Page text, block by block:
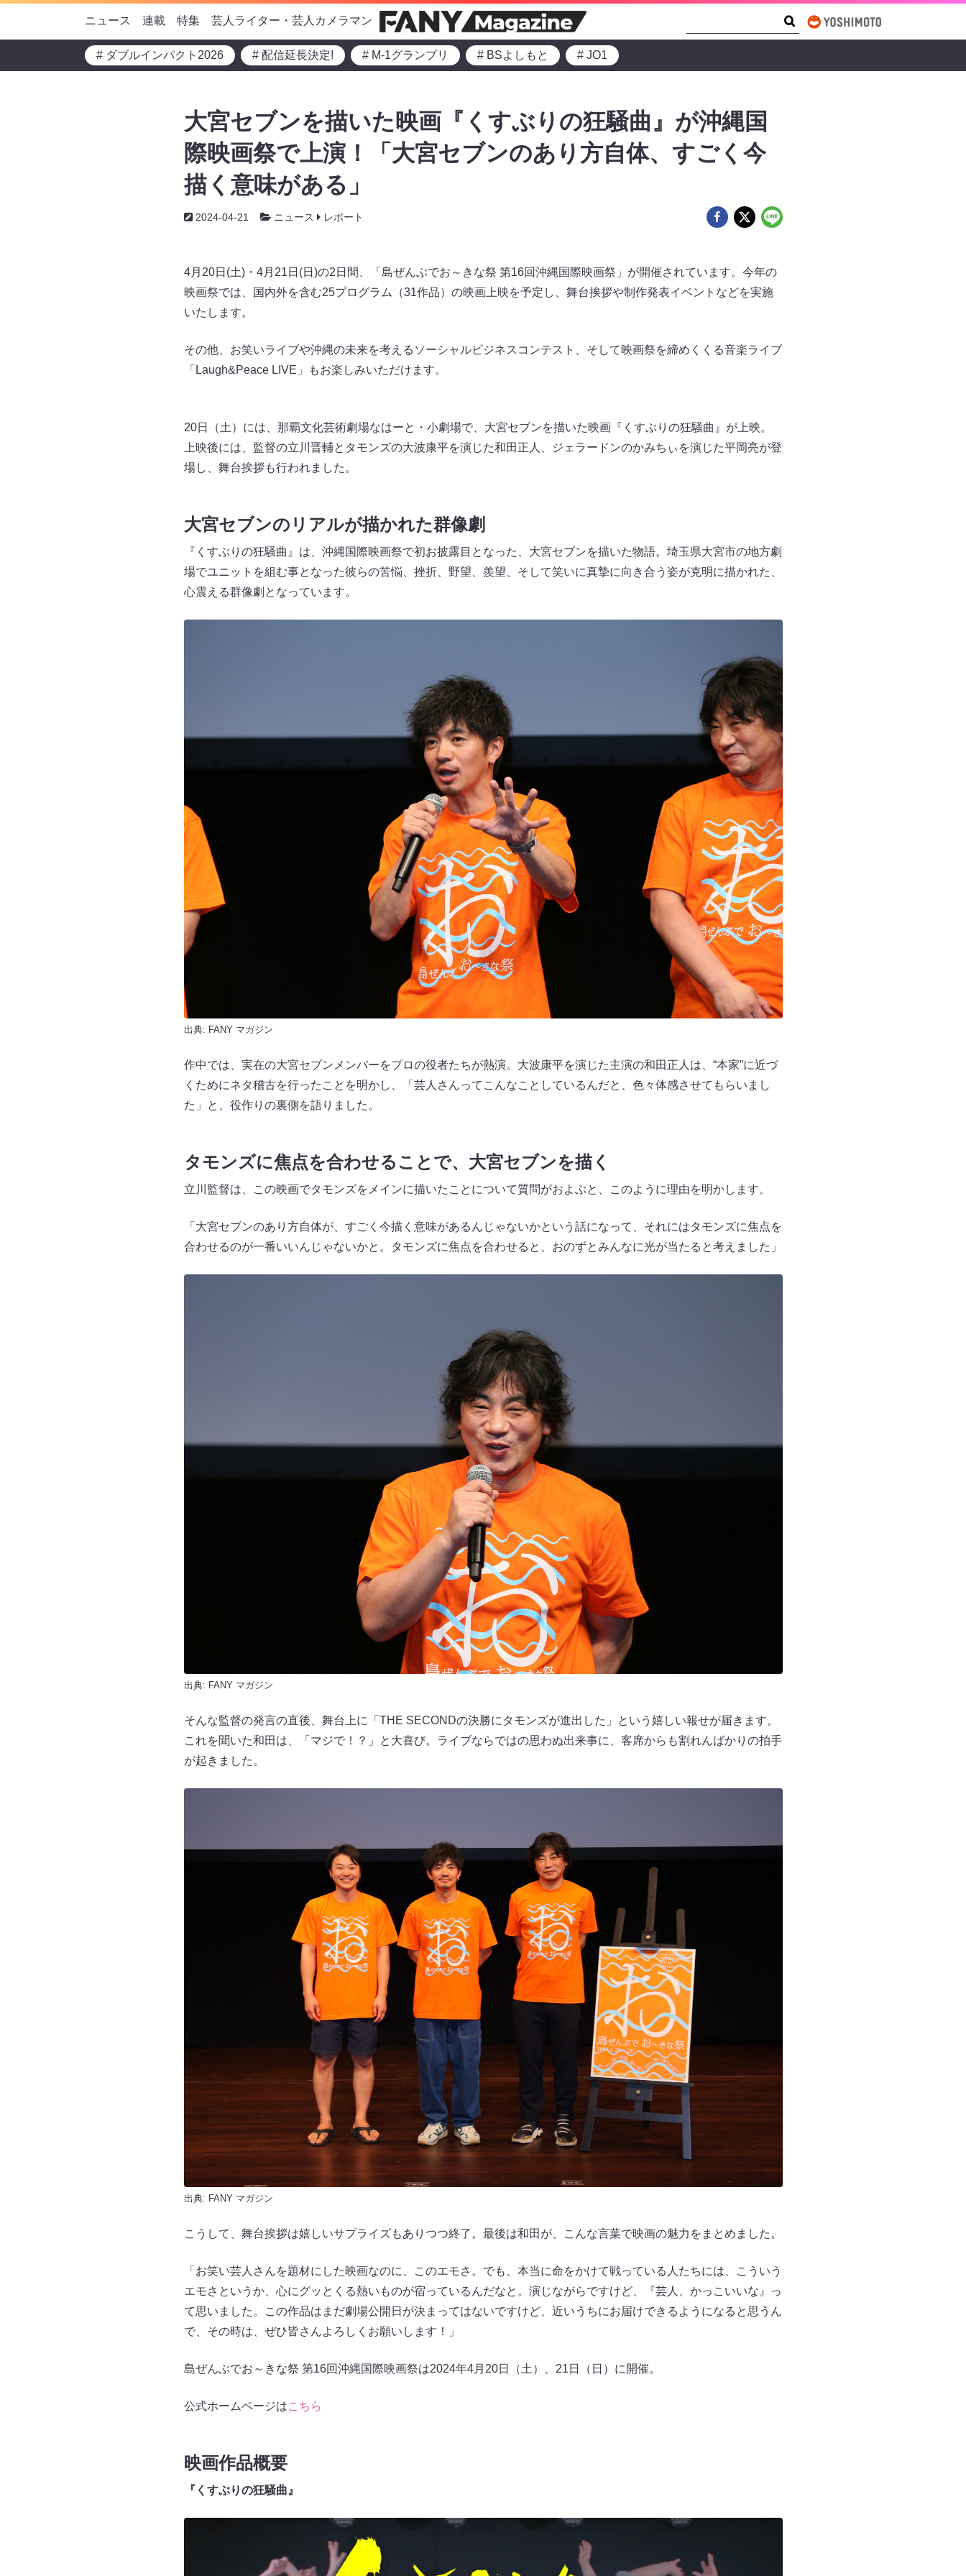
ニュース 連載 特集 芸人ライター・芸人カメラマン
# ダブルインパクト2026 # 配信延長決定! # M-1グランプリ # BSよしもと # JO1
大宮セブンを描いた映画『くすぶりの狂騒曲』が沖縄国
際映画祭で上演！「大宮セブンのあり方自体、すごく今
描く意味がある」
2024-04-21 ニュース レポート
4月20日(土)・4月21日(日)の2日間、「島ぜんぶでお～きな祭 第16回沖縄国際映画祭」が開催されています。今年の
映画祭では、国内外を含む25プログラム（31作品）の映画上映を予定し、舞台挨拶や制作発表イベントなどを実施
いたします。
その他、お笑いライブや沖縄の未来を考えるソーシャルビジネスコンテスト、そして映画祭を締めくくる音楽ライブ
「Laugh&Peace LIVE」もお楽しみいただけます。
20日（土）には、那覇文化芸術劇場なはーと・小劇場で、大宮セブンを描いた映画『くすぶりの狂騒曲』が上映。
上映後には、監督の立川晋輔とタモンズの大波康平を演じた和田正人、ジェラードンのかみちぃを演じた平岡亮が登
場し、舞台挨拶も行われました。
大宮セブンのリアルが描かれた群像劇
『くすぶりの狂騒曲』は、沖縄国際映画祭で初お披露目となった、大宮セブンを描いた物語。埼玉県大宮市の地方劇
場でユニットを組む事となった彼らの苦悩、挫折、野望、羨望、そして笑いに真摯に向き合う姿が克明に描かれた、
心震える群像劇となっています。
出典: FANY マガジン
作中では、実在の大宮セブンメンバーをプロの役者たちが熱演。大波康平を演じた主演の和田正人は、“本家”に近づ
くためにネタ稽古を行ったことを明かし、「芸人さんってこんなことしているんだと、色々体感させてもらいまし
た」と、役作りの裏側を語りました。
タモンズに焦点を合わせることで、大宮セブンを描く
立川監督は、この映画でタモンズをメインに描いたことについて質問がおよぶと、このように理由を明かします。
「大宮セブンのあり方自体が、すごく今描く意味があるんじゃないかという話になって、それにはタモンズに焦点を
合わせるのが一番いいんじゃないかと。タモンズに焦点を合わせると、おのずとみんなに光が当たると考えました」
出典: FANY マガジン
そんな監督の発言の直後、舞台上に「THE SECONDの決勝にタモンズが進出した」という嬉しい報せが届きます。
これを聞いた和田は、「マジで！？」と大喜び。ライブならではの思わぬ出来事に、客席からも割れんばかりの拍手
が起きました。
出典: FANY マガジン
こうして、舞台挨拶は嬉しいサプライズもありつつ終了。最後は和田が、こんな言葉で映画の魅力をまとめました。
「お笑い芸人さんを題材にした映画なのに、このエモさ。でも、本当に命をかけて戦っている人たちには、こういう
エモさというか、心にグッとくる熱いものが宿っているんだなと。演じながらですけど、『芸人、かっこいいな』っ
て思いました。この作品はまだ劇場公開日が決まってはないですけど、近いうちにお届けできるようになると思うん
で、その時は、ぜひ皆さんよろしくお願いします！」
島ぜんぶでお～きな祭 第16回沖縄国際映画祭は2024年4月20日（土）、21日（日）に開催。
公式ホームページはこちら
映画作品概要
『くすぶりの狂騒曲』